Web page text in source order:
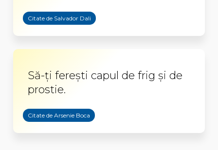
Citate de Salvador Dali
Să-ți ferești capul de frig și de
prostie.
Citate de Arsenie Boca